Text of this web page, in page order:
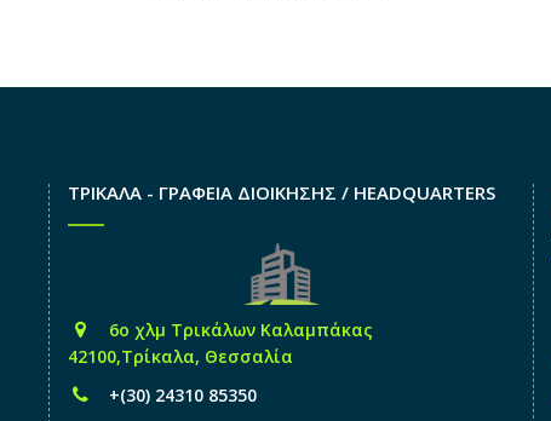
ΤΡΙΚΑΛΑ - ΓΡΑΦΕΙΑ ΔΙΟΙΚΗΣΗΣ / HEADQUARTERS
6o χλμ Τρικάλων Καλαμπάκας
42100,Τρίκαλα, Θεσσαλία
+(30) 24310 85350